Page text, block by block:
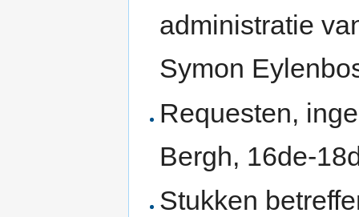
administratie
Symon
Requesten,
Bergh, 16de-
Stukken